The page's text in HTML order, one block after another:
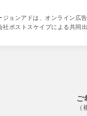
ジョンアドは、オンライン広
社ポストスケイプによる共同出
ご